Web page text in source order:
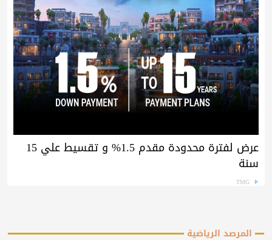
عرض لفترة محدودة مقدم 1.5% و تقسيط علي 15
سنة
TMG
المرصد الرياضية